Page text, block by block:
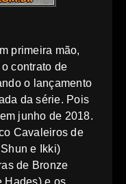
primeira mão,
contrato de
o lançamento
da série. Pois
junho de 2018.
Cavaleiros de
e Ikki)
de Bronze
Hades) e os